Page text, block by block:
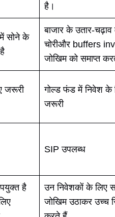
है।
सोने के
बाजार के उतार-
चोरीऔर buffers
जोखिम को समाप्त
जरूरी
गोल्ड फंड में निवेश के
जरूरी
SIP उपलब्ध
है
उन निवेशकों के लिए
जोखिम उठाकर उच्च